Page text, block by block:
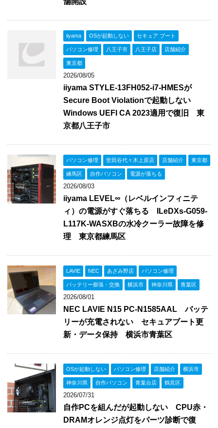
iiyama OSが起動しない セキュア ブート
パソコン修理 八王子市 八王子店 店舗紹介
東京都
2026/08/05
iiyama STYLE-13FH052-i7-HMESが
Secure Boot Violationで起動しない
Windows UEFI CA 2023適用で復旧 東
京都八王子市
パソコン修理 世田谷代々木上原店 店舗紹介 東京都
練馬区 自作パソコン 電源が落ちる
2026/08/03
iiyama LEVEL∞（レベルインフィニテ
ィ）の電源がすぐ落ちる ILeDXs-G059-
L117K-WASXBの水冷クーラー故障を修
理 東京都練馬区
LAVIE NEC あざみ野店 パソコン修理
バッテリー膨張・交換 横浜市 神奈川県 青葉区
2026/08/01
NEC LAVIE N15 PC-N1585AAL バッテ
リーが充電されない セキュアブート更
新・データ保持 横浜市青葉区
OSが起動しない パソコン修理 店舗紹介 横浜市
神奈川県 自作パソコン 青葉台店 鶴見区
2026/07/31
自作PCを組んだが起動しない CPU赤・
DRAMオレンジ点灯をパーツ診断で復